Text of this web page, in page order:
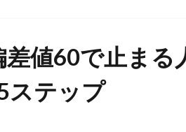
値60で止まる
ステップ